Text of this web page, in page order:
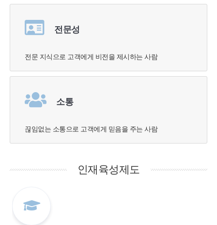
전문성
전문 지식으로 고객에게 비전을 제시하는 사람
소통
끊임없는 소통으로 고객에게 믿음을 주는 사람
인재육성제도